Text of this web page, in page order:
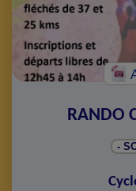
RANDO
-